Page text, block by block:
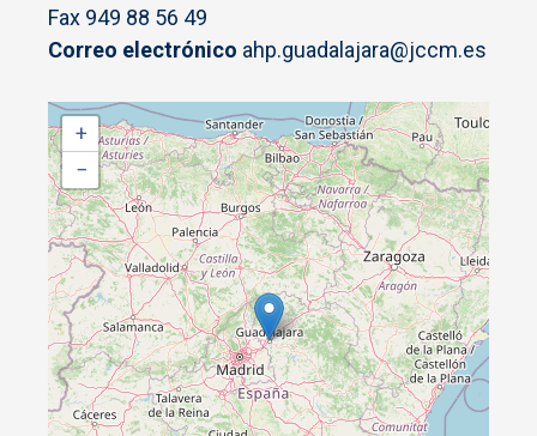
Fax 949 88 56 49
Correo electrónico ahp.guadalajara@jccm.es
+
−